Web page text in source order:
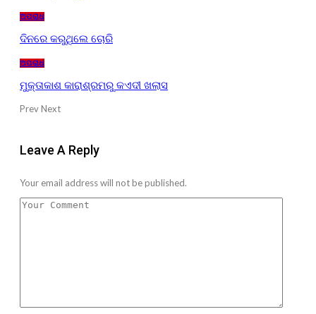
ଅପରାଧ
ଦିନରେ କରୁଥିଲେ ଚୋରି
ଅପରାଧ
ମୁକ୍ତାକାଶ କାରାଶ୍ରମରୁ କଏଦୀ ଖଲାସ
PrevNext
Leave A Reply
Your email address will not be published.